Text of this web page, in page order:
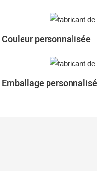
Couleur personnalisée
Emballage personnalisé